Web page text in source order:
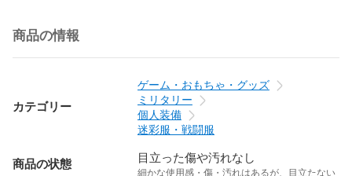
商品の情報
カテゴリー
ゲーム・おもちゃ・グッズ
ミリタリー
個人装備
迷彩服・戦闘服
商品の状態 目立った傷や汚れなし
細かな使用感・傷・汚れはあるが、目立たない